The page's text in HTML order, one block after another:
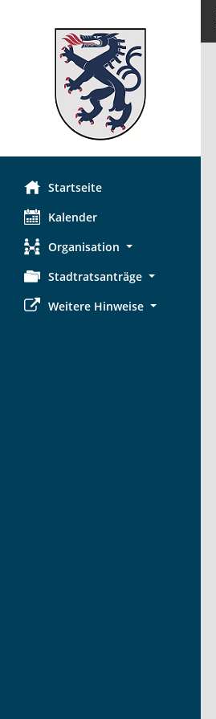
Startseite
Kalender
Organisation
Stadtratsanträge
Weitere Hinweise